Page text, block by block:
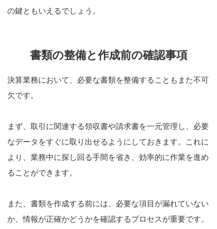
の鍵ともいえるでしょう。
書類の整備と作成前の確認事項
決算業務において、必要な書類を整備することもまた不可
欠です。
まず、取引に関連する領収書や請求書を一元管理し、必要
なデータをすぐに取り出せるようにしておきます。これに
より、業務中に探し回る手間を省き、効率的に作業を進め
ることができます。
また、書類を作成する前には、必要な項目が漏れていない
か、情報が正確かどうかを確認するプロセスが重要です。